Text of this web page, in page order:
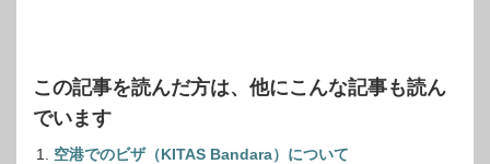
この記事を読んだ方は、他にこんな記事も読ん
でいます
空港でのビザ（KITAS Bandara）について